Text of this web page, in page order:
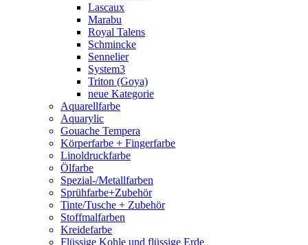
Lascaux
Marabu
Royal Talens
Schmincke
Sennelier
System3
Triton (Goya)
neue Kategorie
Aquarellfarbe
Aquarylic
Gouache Tempera
Körperfarbe + Fingerfarbe
Linoldruckfarbe
Ölfarbe
Spezial-/Metallfarben
Sprühfarbe+Zubehör
Tinte/Tusche + Zubehör
Stoffmalfarben
Kreidefarbe
Flüssige Kohle und flüssige Erde